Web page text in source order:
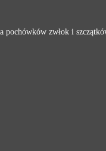
pochówków zwłok i